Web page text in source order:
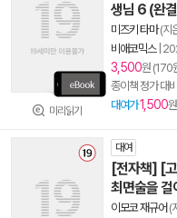
미리읽기
생님 6 (완
미즈키 타마(지
비애코믹스|
3,500원 (170
종이책 정가 대비
대여가1,500원,
대여
[전자책] [
최면술을 걸
이모코 재규어 (